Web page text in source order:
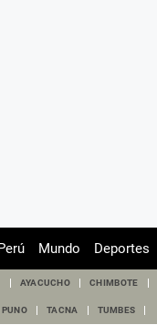
Mundo Deportes
AYACUCHO CHIMBOTE
PUNO TACNA TUMBES